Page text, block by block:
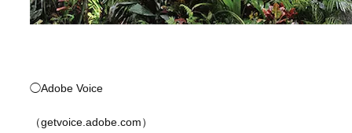
◯Adobe Voice
（getvoice.adobe.com）